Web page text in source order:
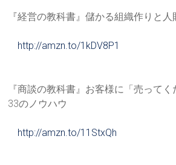
『経営の教科書』儲かる組織作りと人
http://amzn.to/1kDV8P1
『商談の教科書』お客様に「売って
33のノ ウハウ
http://amzn.to/11StxQh